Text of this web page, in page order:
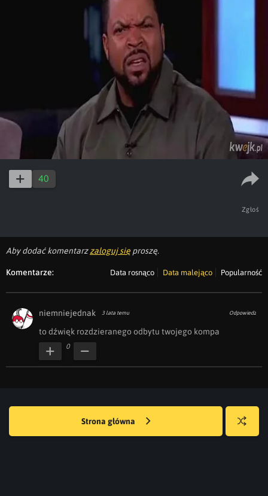
40
Zgłoś
Aby dodać komentarzzaloguj się proszę.
Komentarze: Data rosnąco Data malejąco Popularność
niemniejednak 3 lata temu Odpowiedz
to dźwięk rozdzieranego odbytu twojego kompa
0
Strona główna